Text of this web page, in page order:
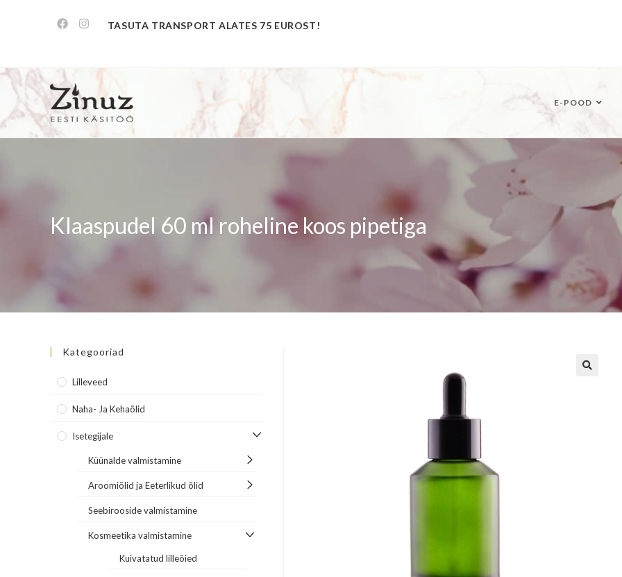
TASUTA TRANSPORT ALATES 75 EUROST!
E-POOD
Klaaspudel 60 ml roheline koos pipetiga
Kategooriad
Lilleveed
Naha- Ja Kehaõlid
Isetegijale
Küünalde valmistamine
Aroomiõlid ja Eeterlikud õlid
Seebirooside valmistamine
Kosmeetika valmistamine
Kuivatatud lilleõied